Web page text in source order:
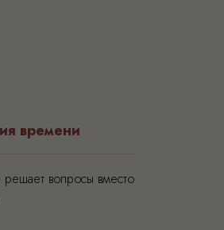
времени
вопросы вместо